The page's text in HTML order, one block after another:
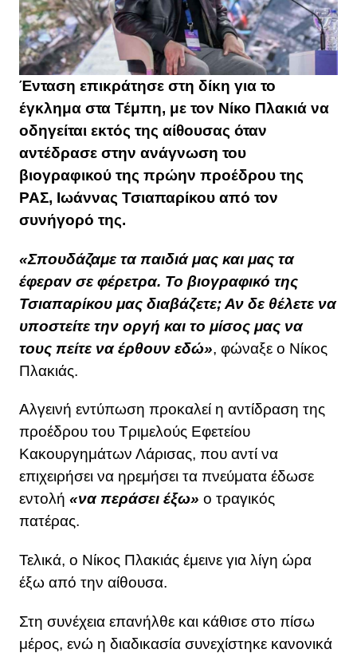
Ένταση επικράτησε στη δίκη για το
έγκλημα στα Τέμπη, με τον Νίκο Πλακιά να
οδηγείται εκτός της αίθουσας όταν
αντέδρασε στην ανάγνωση του
βιογραφικού της πρώην προέδρου της
ΡΑΣ, Ιωάννας Τσιαπαρίκου από τον
συνήγορό της.
«Σπουδάζαμε τα παιδιά μας και μας τα
έφεραν σε φέρετρα. Το βιογραφικό της
Τσιαπαρίκου μας διαβάζετε; Αν δε θέλετε να
υποστείτε την οργή και το μίσος μας να
τους πείτε να έρθουν εδώ», φώναξε ο Νίκος
Πλακιάς.
Αλγεινή εντύπωση προκαλεί η αντίδραση της
προέδρου του Τριμελούς Εφετείου
Κακουργημάτων Λάρισας, που αντί να
επιχειρήσει να ηρεμήσει τα πνεύματα έδωσε
εντολή «να περάσει έξω» ο τραγικός
πατέρας.
Τελικά, ο Νίκος Πλακιάς έμεινε για λίγη ώρα
έξω από την αίθουσα.
Στη συνέχεια επανήλθε και κάθισε στο πίσω
μέρος, ενώ η διαδικασία συνεχίστηκε κανονικά